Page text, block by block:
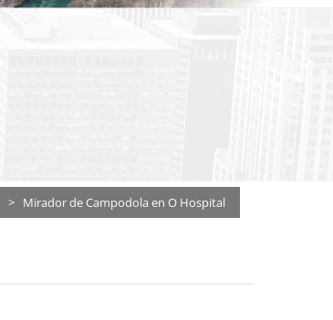
> Mirador de Campodola en O Hospital